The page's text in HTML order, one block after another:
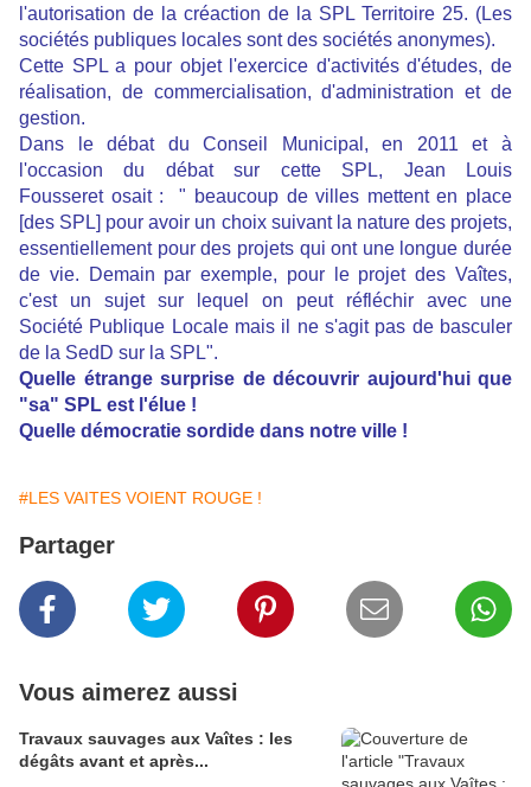
l'autorisation de la créaction de la SPL Territoire 25. (Les
sociétés publiques locales sont des sociétés anonymes).
Cette SPL a pour objet l'exercice d'activités d'études, de
réalisation, de commercialisation, d'administration et de
gestion.
Dans le débat du Conseil Municipal, en 2011 et à
l'occasion du débat sur cette SPL, Jean Louis
Fousseret osait : " beaucoup de villes mettent en place
[des SPL] pour avoir un choix suivant la nature des projets,
essentiellement pour des projets qui ont une longue durée
de vie. Demain par exemple, pour le projet des Vaîtes,
c'est un sujet sur lequel on peut réfléchir avec une
Société Publique Locale mais il ne s'agit pas de basculer
de la SedD sur la SPL".
Quelle étrange surprise de découvrir aujourd'hui que
"sa" SPL est l'élue !
Quelle démocratie sordide dans notre ville !
#LES VAITES VOIENT ROUGE !
Partager
Vous aimerez aussi
Travaux sauvages aux Vaîtes : les
dégâts avant et après...